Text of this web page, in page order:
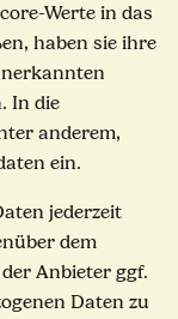
Werte in das
haben sie ihre
In die
anderem,
ein.
jederzeit
dem
Anbieter ggf.
Daten zu